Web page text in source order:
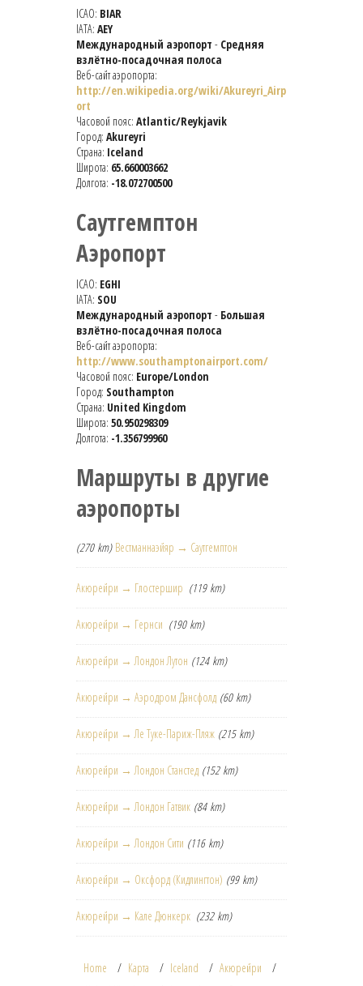
ICAO: BIAR
IATA: AEY
Международный аэропорт - Средняя
взлётно-посадочная полоса
Веб-сайт аэропорта:
http://en.wikipedia.org/wiki/Akureyri_Airp
ort
Часовой пояс: Atlantic/Reykjavik
Город: Akureyri
Страна: Iceland
Широта: 65.660003662
Долгота: -18.072700500
Саутгемптон
Аэропорт
ICAO: EGHI
IATA: SOU
Международный аэропорт - Большая
взлётно-посадочная полоса
Веб-сайт аэропорта:
http://www.southamptonairport.com/
Часовой пояс: Europe/London
Город: Southampton
Страна: United Kingdom
Широта: 50.950298309
Долгота: -1.356799960
Маршруты в другие
аэропорты
(270 km) Вестманнаэйяр → Саутгемптон
Акюрейри → Глостершир (119 km)
Акюрейри → Гернси (190 km)
Акюрейри → Лондон Лутон (124 km)
Акюрейри → Аэродром Дансфолд (60 km)
Акюрейри → Ле Туке-Париж-Пляж (215 km)
Акюрейри → Лондон Станстед (152 km)
Акюрейри → Лондон Гатвик (84 km)
Акюрейри → Лондон Сити (116 km)
Акюрейри → Оксфорд (Кидлингтон) (99 km)
Акюрейри → Кале Дюнкерк (232 km)
Home Карта Iceland
Акюрейри